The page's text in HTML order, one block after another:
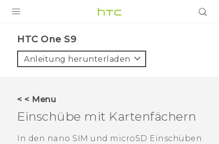
VIVE
HTC One S9‎
Anleitung herunterladen
< < Menu
Einschübe mit Kartenfächern
In den nano SIM und microSD Einschüben